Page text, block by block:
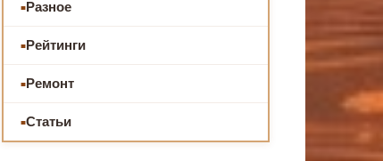
Разное
Рейтинги
Ремонт
Статьи